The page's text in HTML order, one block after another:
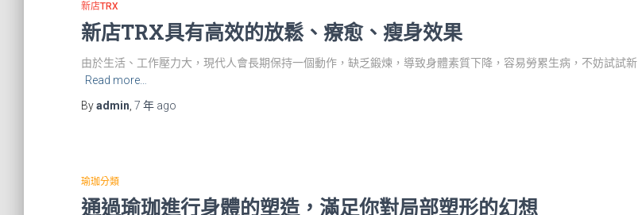
新店TRX
新店TRX具有高效的放鬆、療愈、瘦身效果
由於生活、工作壓力大，現代人會長期保持一個動作，缺乏鍛煉，導致身體素質下降，容易勞累生病，不妨試試新
Read more…
Byadmin 7 年 ago
瑜珈分類
通過瑜珈進行身體的塑造，滿足你對局部塑形的幻想